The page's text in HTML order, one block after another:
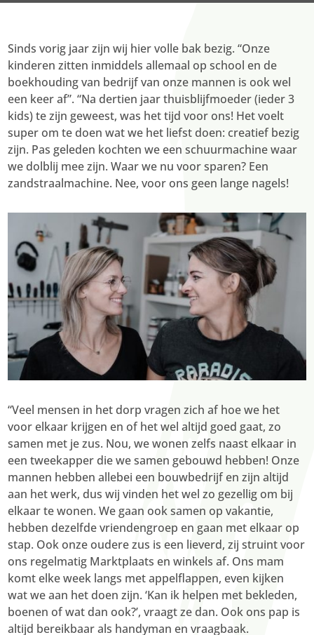
Sinds vorig jaar zijn wij hier volle bak bezig. “Onze
kinderen zitten inmiddels allemaal op school en de
boekhouding van bedrijf van onze mannen is ook wel
een keer af”. “Na dertien jaar thuisblijfmoeder (ieder 3
kids) te zijn geweest, was het tijd voor ons! Het voelt
super om te doen wat we het liefst doen: creatief bezig
zijn. Pas geleden kochten we een schuurmachine waar
we dolblij mee zijn. Waar we nu voor sparen? Een
zandstraalmachine. Nee, voor ons geen lange nagels!
“Veel mensen in het dorp vragen zich af hoe we het
voor elkaar krijgen en of het wel altijd goed gaat, zo
samen met je zus. Nou, we wonen zelfs naast elkaar in
een tweekapper die we samen gebouwd hebben! Onze
mannen hebben allebei een bouwbedrijf en zijn altijd
aan het werk, dus wij vinden het wel zo gezellig om bij
elkaar te wonen. We gaan ook samen op vakantie,
hebben dezelfde vriendengroep en gaan met elkaar op
stap. Ook onze oudere zus is een lieverd, zij struint voor
ons regelmatig Marktplaats en winkels af. Ons mam
komt elke week langs met appelflappen, even kijken
wat we aan het doen zijn. ‘Kan ik helpen met bekleden,
boenen of wat dan ook?’, vraagt ze dan. Ook ons pap is
altijd bereikbaar als handyman en vraagbaak.